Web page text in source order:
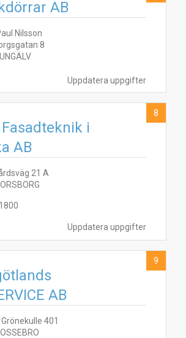
Uppdatera uppgifter
AB
Nilsson
8
Uppdatera uppgifter
i
AB
21 A
8
AB
401
9